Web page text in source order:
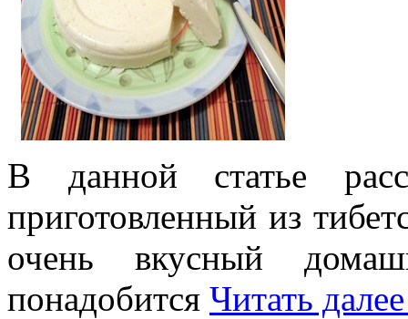
В данной статье
приготовленный из
очень вкусный
понадобится Читать